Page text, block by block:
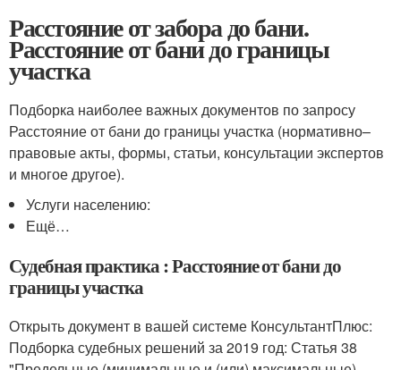
Расстояние от забора до бани.
Расстояние от бани до границы
участка
Подборка наиболее важных документов по запросу
Расстояние от бани до границы участка (нормативно–
правовые акты, формы, статьи, консультации экспертов
и многое другое).
Услуги населению:
Ещё…
Судебная практика : Расстояние от бани до
границы участка
Открыть документ в вашей системе КонсультантПлюс:
Подборка судебных решений за 2019 год: Статья 38